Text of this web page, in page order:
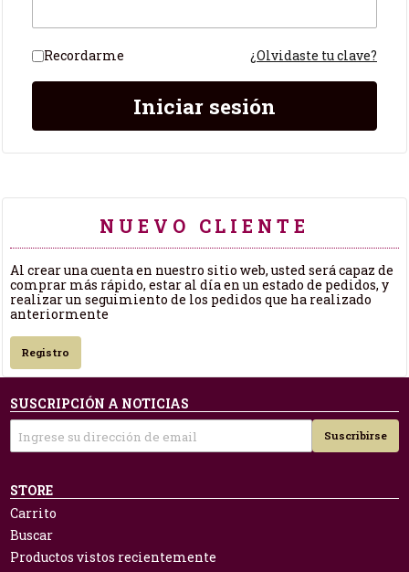
Recordarme ¿Olvidaste tu clave?
Iniciar sesión
NUEVO CLIENTE
Al crear una cuenta en nuestro sitio web, usted será capaz de
comprar más rápido, estar al día en un estado de pedidos, y
realizar un seguimiento de los pedidos que ha realizado
anteriormente
Registro
SUSCRIPCIÓN A NOTICIAS
Suscribirse
STORE
Carrito
Buscar
Productos vistos recientemente